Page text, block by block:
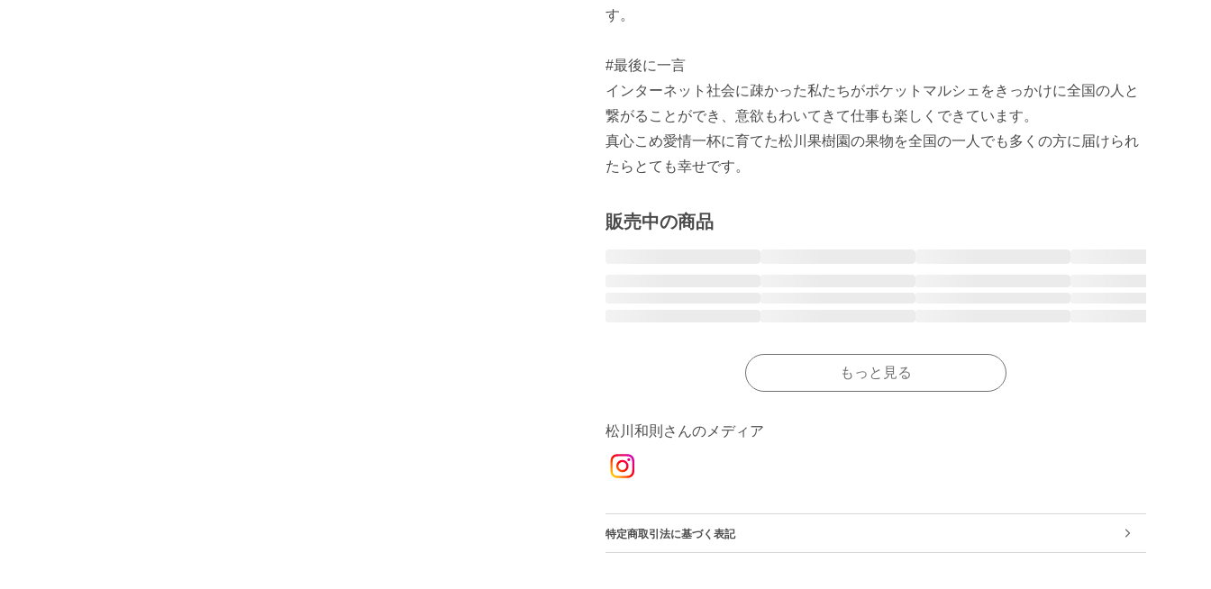
す。
#最後に一言
インターネット社会に疎かった私たちがポケットマルシェをきっかけに全国の人と
繋がることができ、意欲もわいてきて仕事も楽しくできています。
真心こめ愛情一杯に育てた松川果樹園の果物を全国の一人でも多くの方に届けられ
たらとても幸せです。
販売中の商品
もっと見る
松川和則さんのメディア
特定商取引法に基づく表記